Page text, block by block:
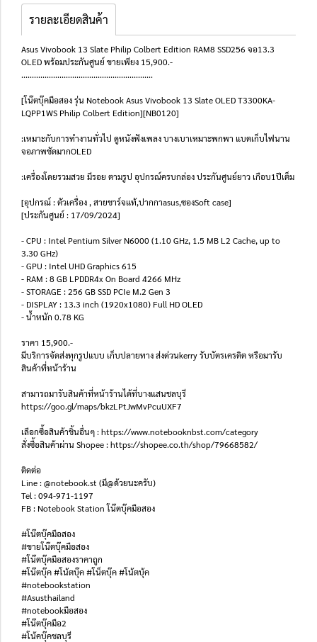
รายละเอียดสินค้า
Asus Vivobook 13 Slate Philip Colbert Edition RAM8 SSD256 จอ13.3
OLED พร้อมประกันศูนย์ ขายเพียง 15,900.-
..............................................................
[โน๊ตบุ๊คมือสอง รุ่น Notebook Asus Vivobook 13 Slate OLED T3300KA-
LQPP1WS Philip Colbert Edition][NB0120]
:เหมาะกับการทำงานทั่วไป ดูหนังฟังเพลง บางเบาเหมาะพกพา แบตเก็บไฟนาน
จอภาพชัดมากOLED
:เครื่องโดยรวมสวย มีรอย ตามรูป อุปกรณ์ครบกล่อง ประกันศูนย์ยาว เกือบ1ปีเต็ม
[อุปกรณ์ : ตัวเครื่อง , สายชาร์จแท้,ปากกาasus,ซองSoft case]
[ประกันศูนย์ : 17/09/2024]
- CPU : Intel Pentium Silver N6000 (1.10 GHz, 1.5 MB L2 Cache, up to
3.30 GHz)
- GPU : Intel UHD Graphics 615
- RAM : 8 GB LPDDR4x On Board 4266 MHz
- STORAGE : 256 GB SSD PCIe M.2 Gen 3
- DISPLAY : 13.3 inch (1920x1080) Full HD OLED
- น้ำหนัก 0.78 KG
ราคา 15,900.-
มีบริการจัดส่งทุกรูปแบบ เก็บปลายทาง ส่งด่วนkerry รับบัตรเครดิต หรือมารับ
สินค้าที่หน้าร้าน
สามารถมารับสินค้าที่หน้าร้านได้ที่บางแสนชลบุรี
https://goo.gl/maps/bkzLPtJwMvPcuUXF7
เลือกซื้อสินค้าชิ้นอื่นๆ : https://www.notebooknbst.com/category
สั่งซื้อสินค้าผ่าน Shopee : https://shopee.co.th/shop/79668582/
ติดต่อ
Line : @notebook.st (มี@ด้วยนะครับ)
Tel : 094-971-1197
FB : Notebook Station โน๊ตบุ๊คมือสอง
#โน๊ตบุ๊คมือสอง
#ขายโน๊ตบุ๊คมือสอง
#โน๊ตบุ๊คมือสองราคาถูก
#โน๊ตบุ๊ค #โน้ตบุ๊ค #โน็ตบุ๊ค #โน้ตบุ้ค
#notebookstation
#Asusthailand
#notebookมือสอง
#โน๊ตบุ๊คมือ2
#โน้คบุ๊คชลบุรี